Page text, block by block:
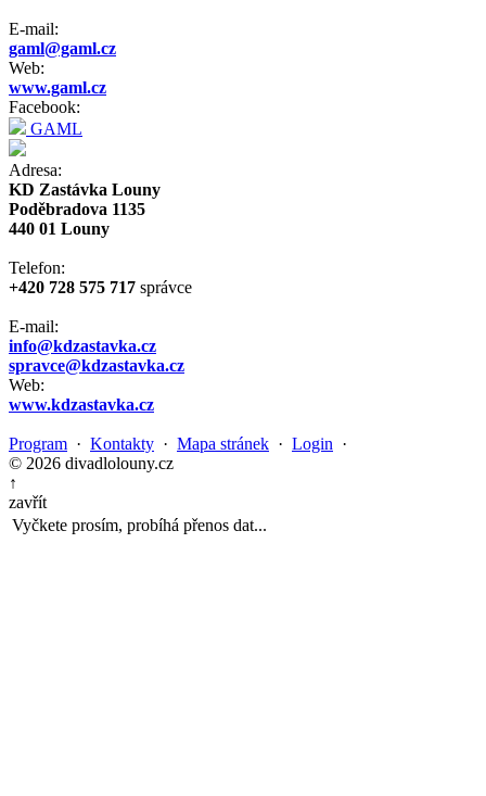
E-mail:
gaml@gaml.cz
Web:
www.gaml.cz
Facebook:
GAML
Adresa:
KD Zastávka Louny
Poděbradova 1135
440 01 Louny
Telefon:
+420 728 575 717 správce
E-mail:
info@kdzastavka.cz
spravce@kdzastavka.cz
Web:
www.kdzastavka.cz
Program · Kontakty · Mapa stránek · Login ·
© 2026 divadlolouny.cz
↑
zavřít
Vyčkete prosím, probíhá přenos dat...